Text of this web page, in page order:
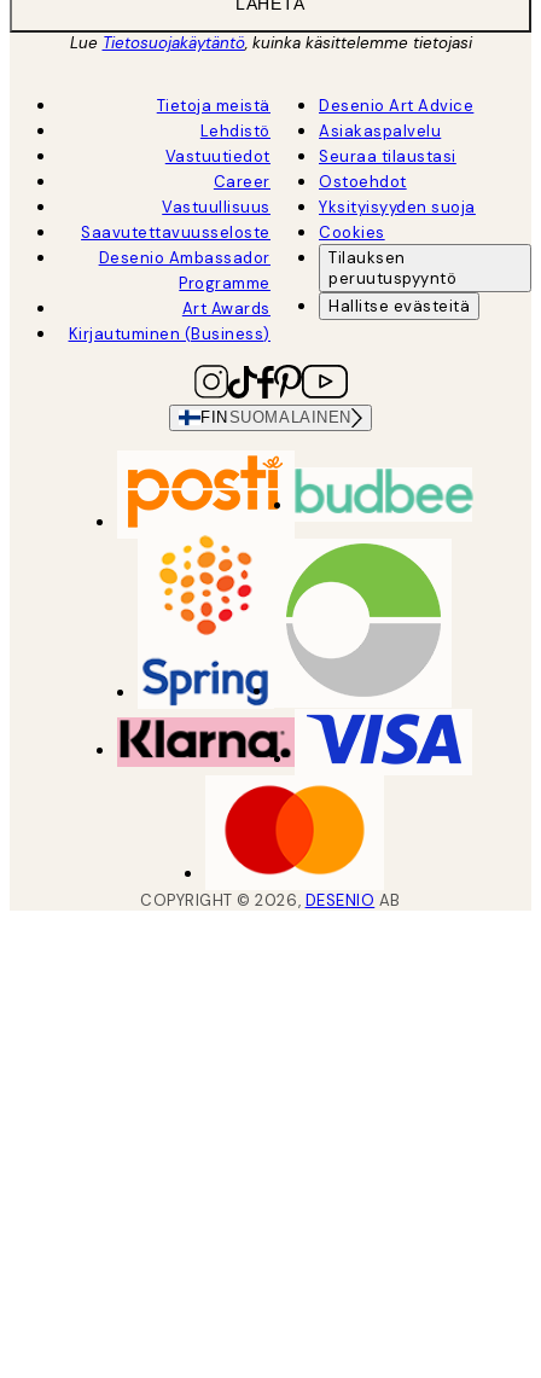
Lue Tietosuojakäytäntö, kuinka käsittelemme tietojasi
Tietoja meistä
Lehdistö
Vastuutiedot
Career
Vastuullisuus
Saavutettavuusseloste
Desenio Ambassador
Programme
Art Awards
Kirjautuminen (Business)
Desenio Art Advice
Asiakaspalvelu
Seuraa tilaustasi
Ostoehdot
Yksityisyyden suoja
Cookies
Tilauksen
peruutuspyyntö
Hallitse evästeitä
FIN SUOMALAINEN
COPYRIGHT ©2026, DESENIO AB